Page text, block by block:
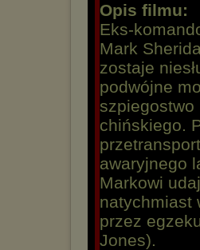
Opis filmu:
Eks-
Mark
zostaje
podwójne
szpiegostwo
chińskiego.
awaryjnego
Markowi
natychmiast
przez
Jones).